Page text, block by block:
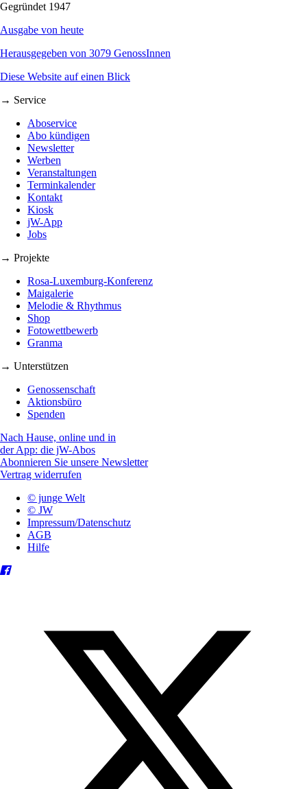
Gegründet 1947
Ausgabe von heute
Herausgegeben von 3079 GenossInnen
Diese Website auf einen Blick
→ Service
Aboservice
Abo kündigen
Newsletter
Werben
Veranstaltungen
Terminkalender
Kontakt
Kiosk
jW-App
Jobs
→ Projekte
Rosa-Luxemburg-Konferenz
Maigalerie
Melodie & Rhythmus
Shop
Fotowettbewerb
Granma
→ Unterstützen
Genossenschaft
Aktionsbüro
Spenden
Nach Hause, online und in
der App: die jW-Abos
Abonnieren Sie unsere Newsletter
Vertrag widerrufen
© junge Welt
© JW
Impressum/Datenschutz
AGB
Hilfe